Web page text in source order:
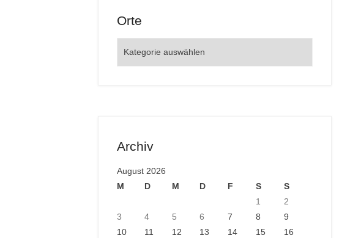
Orte
Archiv
August 2026
M
D M D F S
S
1
2
3
4 5 6 7 8
9
10
11 12 13 14 15
16